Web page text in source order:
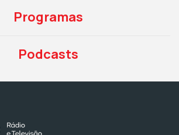
Programas
Podcasts